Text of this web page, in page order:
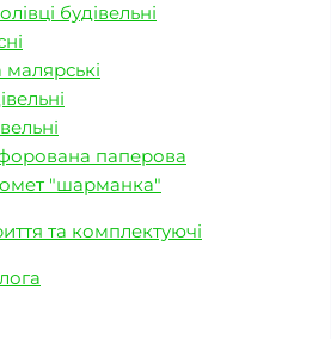
будівельні
малярські
паперова
"шарманка"
та комплектуючі